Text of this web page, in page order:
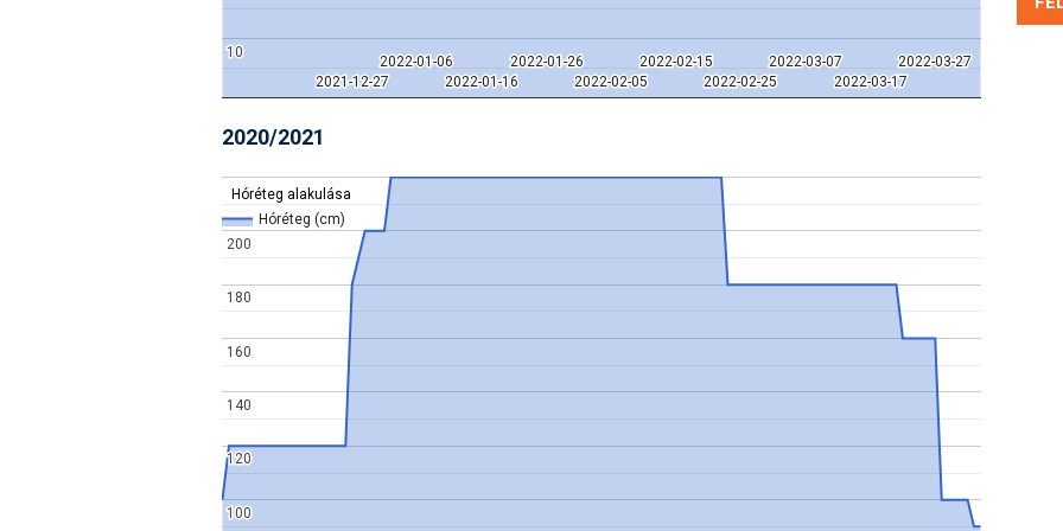
2021-12-27
2021-12-27
2022-01-06
2022-01-06
2022-01-16
2022-01-16
2022-01-26
2022-01-26
2022-02-05
2022-02-05
2022-02-15
2022-02-15
2022-02-25
2022-02-25
2022-03-07
2022-03-07
2022-03-17
2022-03-17
2022-03-27
2022-03-27
10
10
2020/2021
Hóréteg alakulása
Hóréteg alakulása
100
100
120
120
140
140
160
160
180
180
200
200
Hóréteg (cm)
Hóréteg (cm)